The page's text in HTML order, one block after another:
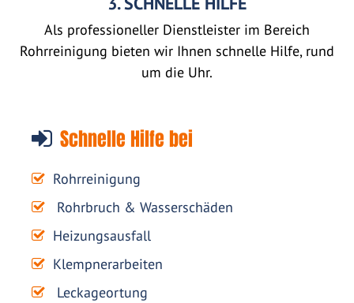
Als professioneller Dienstleister im Bereich
Rohrreinigung bieten wir Ihnen schnelle Hilfe, rund
um die Uhr.
Schnelle Hilfe bei
Rohrreinigung
Rohrbruch & Wasserschäden
Heizungsausfall
Klempnerarbeiten
Leckageortung